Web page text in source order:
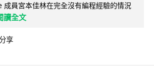
成員宮本佳林在完全沒有編程經驗的情況
讀全文
享